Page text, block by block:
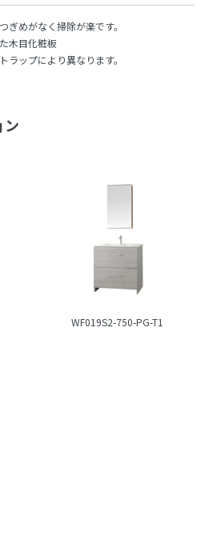
めがなく掃除が楽です。
木目化粧板
ップにより異なります。
ン
WF019S2-750-PG-T1